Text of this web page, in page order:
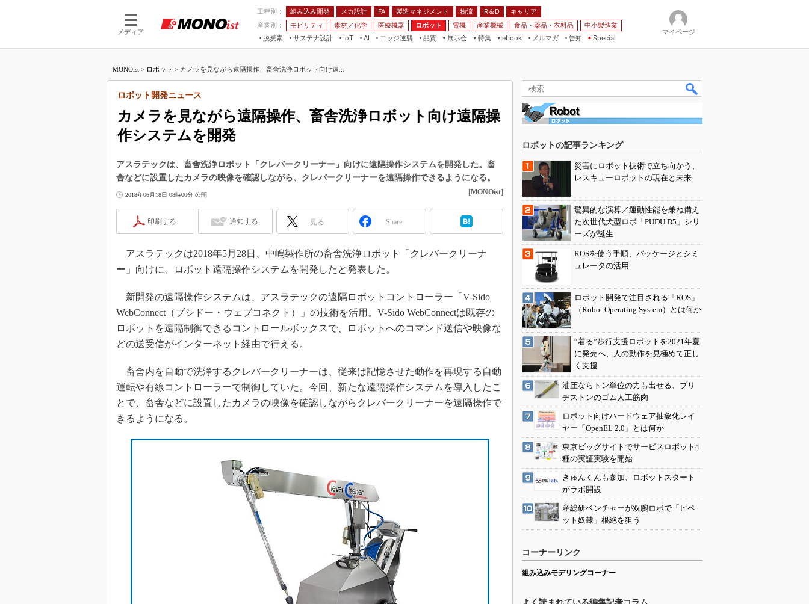
メディア
工程別： 組み込み開発 メカ設計 FA 製造マネジメント 物流 R＆D
キャリア
産業別：
モビリティ 素材／化学 医療機器 ロボット 電機 産業機械 食品・薬品・衣料品
中小製造業
脱炭素
サステナ設計
IoT
つながる工場
AI
AI×設備保全
エッジ逆襲 品質
展示会
JIMTOF
IIFES
TECHNO-FRONTIER
スマート工場EXPO
EdgeTech+
AUTOMOTIVE WORLD
特集
VR／AR
組み込み画像技術
組み込みモデリング
車載ソフト開発
ISO26262
無償設計ツール
3Dプリンタ
デジタルツインとCAE
S＆OP
インダストリー4.0
製造業ビッグデータ
メイドインジャパン
植物工場
海外生産
新型コロナへの対応
ebook
メルマガ
告知 Special
マイページ
MONOist > ロボット > カメラを見ながら遠隔操作、畜舎洗浄ロボット向け遠...
カメラを見ながら遠隔操作、畜舎洗浄ロボット向け遠隔操
作システムを開発
ロボット開発ニュース
アスラテックは、畜舎洗浄ロボット「クレバークリーナー」向けに遠隔操作システムを開発した。畜
舎などに設置したカメラの映像を確認しながら、クレバークリーナーを遠隔操作できるようになる。
2018年06月18日 08時00分 公開 [MONOist]
印刷する 通知する 見る Share
アスラテックは2018年5月28日、中嶋製作所の畜舎洗浄ロボット「クレバークリーナ
ー」向けに、ロボット遠隔操作システムを開発したと発表した。
新開発の遠隔操作システムは、アスラテックの遠隔ロボットコントローラー「V-Sido
WebConnect（ブシドー・ウェブコネクト）」の技術を活用。V-Sido WebConnectは既存の
ロボットを遠隔制御できるコントロールボックスで、ロボットへのコマンド送信や映像な
どの送受信がインターネット経由で行える。
畜舎内を自動で洗浄するクレバークリーナーは、従来は記憶させた動作を再現する自動
運転や有線コントローラーで制御していた。今回、新たな遠隔操作システムを導入したこ
とで、畜舎などに設置したカメラの映像を確認しながらクレバークリーナーを遠隔操作で
きるようになる。
ロボットの記事ランキング
災害にロボット技術で立ち向かう、
レスキューロボットの現在と未来
驚異的な演算／運動性能を兼ね備え
た次世代犬型ロボ「PUDU D5」シリ
ーズが誕生
ROSを使う手順、パッケージとシミ
ュレータの活用
ロボット開発で注目される「ROS」
（Robot Operating System）とは何か
“着る”歩行支援ロボットを2021年夏
に発売へ、人の動作を見極めて正し
く支援
油圧ならトン単位の力も出せる、ブリ
ヂストンのゴム人工筋肉
ロボット向けハードウェア抽象化レイ
ヤー「OpenEL 2.0」とは何か
東京ビッグサイトでサービスロボット4
種の実証実験を開始
きゅんくんも参加、ロボットスタート
がラボ開設
産総研ベンチャーが双腕ロボで「ピペ
ット奴隷」根絶を狙う
コーナーリンク
組み込みモデリングコーナー